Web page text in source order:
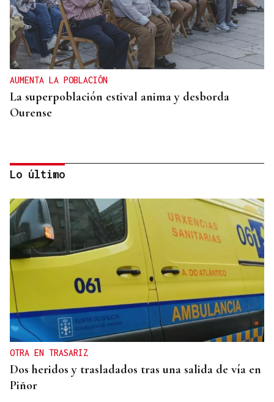
AUMENTA LA POBLACIÓN
La superpoblación estival anima y desborda
Ourense
SEGURIDAD
Más de 200 guardias civiles darán seguridad en el
eclipse a la provincia de Ourense
Lo último
OTRA EN TRASARIZ
Dos heridos y trasladados tras una salida de vía en
Piñor